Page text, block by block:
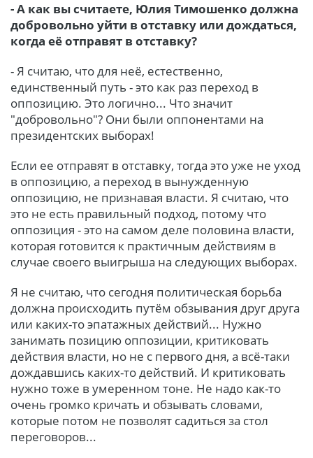
- А как вы считаете, Юлия Тимошенко должна
добровольно уйти в отставку или дождаться,
когда её отправят в отставку?
- Я считаю, что для неё, естественно,
единственный путь - это как раз переход в
оппозицию. Это логично... Что значит
"добровольно"? Они были оппонентами на
президентских выборах!
Если ее отправят в отставку, тогда это уже не уход
в оппозицию, а переход в вынужденную
оппозицию, не признавая власти. Я считаю, что
это не есть правильный подход, потому что
оппозиция - это на самом деле половина власти,
которая готовится к практичным действиям в
случае своего выигрыша на следующих выборах.
Я не считаю, что сегодня политическая борьба
должна происходить путём обзывания друг друга
или каких-то эпатажных действий... Нужно
занимать позицию оппозиции, критиковать
действия власти, но не с первого дня, а всё-таки
дождавшись каких-то действий. И критиковать
нужно тоже в умеренном тоне. Не надо как-то
очень громко кричать и обзывать словами,
которые потом не позволят садиться за стол
переговоров...